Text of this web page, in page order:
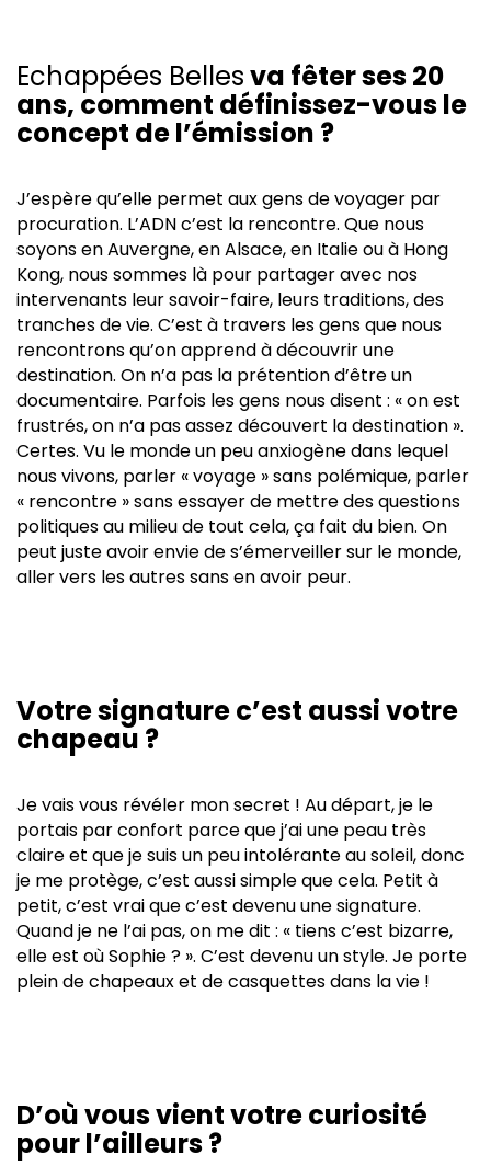
Echappées Bellesva fêter ses 20
ans, comment définissez-vous le
concept de l’émission ?
J’espère qu’elle permet aux gens de voyager par
procuration. L’ADN c’est la rencontre. Que nous
soyons en Auvergne, en Alsace, en Italie ou à Hong
Kong, nous sommes là pour partager avec nos
intervenants leur savoir-faire, leurs traditions, des
tranches de vie. C’est à travers les gens que nous
rencontrons qu’on apprend à découvrir une
destination. On n’a pas la prétention d’être un
documentaire. Parfois les gens nous disent : « on est
frustrés, on n’a pas assez découvert la destination ».
Certes. Vu le monde un peu anxiogène dans lequel
nous vivons, parler « voyage » sans polémique, parler
« rencontre » sans essayer de mettre des questions
politiques au milieu de tout cela, ça fait du bien. On
peut juste avoir envie de s’émerveiller sur le monde,
aller vers les autres sans en avoir peur.
Votre signature c’est aussi votre
chapeau ?
Je vais vous révéler mon secret ! Au départ, je le
portais par confort parce que j’ai une peau très
claire et que je suis un peu intolérante au soleil, donc
je me protège, c’est aussi simple que cela. Petit à
petit, c’est vrai que c’est devenu une signature.
Quand je ne l’ai pas, on me dit : « tiens c’est bizarre,
elle est où Sophie ? ». C’est devenu un style. Je porte
plein de chapeaux et de casquettes dans la vie !
D’où vous vient votre curiosité
pour l’ailleurs ?